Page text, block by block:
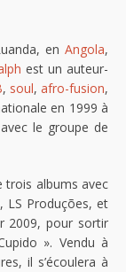
en Angola,
est un auteur-
, soul, afro-fusion,
en 1999 à
le groupe de
trois albums avec
LS Produções, et
2009, pour sortir
». Vendu à
il s’écoulera à